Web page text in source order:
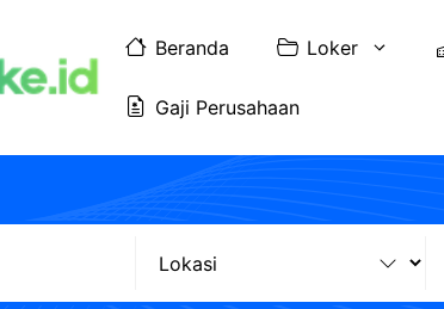
Beranda Loker
Gaji Perusahaan